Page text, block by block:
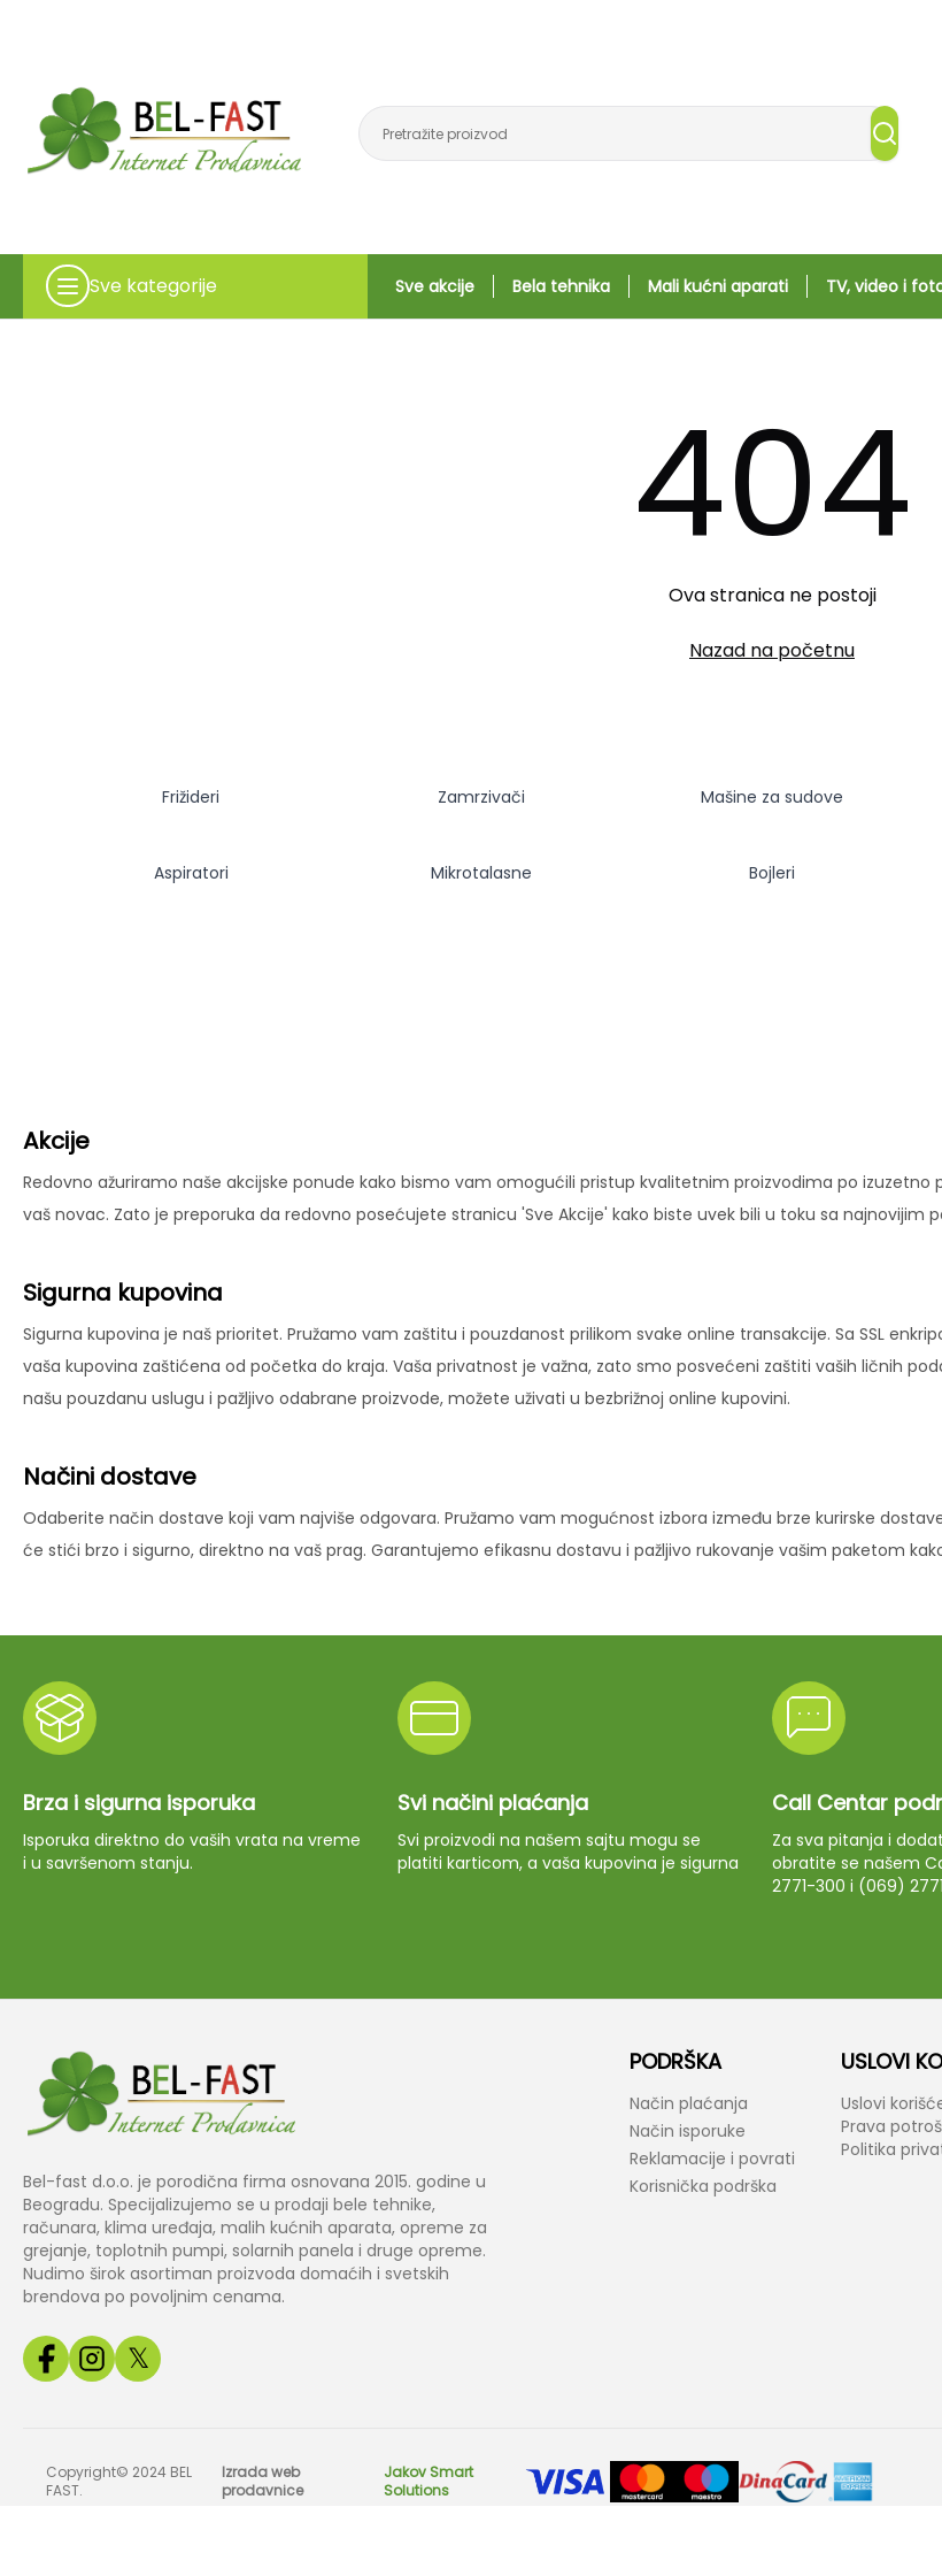
Sve kategorije Sve akcije Bela tehnika Mali kućni aparati TV, video i
404
Ova stranica ne postoji
Nazad na početnu
Frižideri Zamrzivači Mašine za sudove
Aspiratori Mikrotalasne Bojleri
Akcije
Redovno ažuriramo naše akcijske ponude kako bismo vam omogućili pristup kvalitetnim proizvodima po
vaš novac. Zato je preporuka da redovno posećujete stranicu 'Sve Akcije' kako biste uvek bili u toku sa najnovijim
Sigurna kupovina
Sigurna kupovina je naš prioritet. Pružamo vam zaštitu i pouzdanost prilikom svake online transakcije. Sa SSL
vaša kupovina zaštićena od početka do kraja. Vaša privatnost je važna, zato smo posvećeni zaštiti vaših ličnih
našu pouzdanu uslugu i pažljivo odabrane proizvode, možete uživati u bezbrižnoj online kupovini.
Načini dostave
Odaberite način dostave koji vam najviše odgovara. Pružamo vam mogućnost izbora između brze kurirske
će stići brzo i sigurno, direktno na vaš prag. Garantujemo efikasnu dostavu i pažljivo rukovanje vašim paketom
Brza i sigurna isporuka
Isporuka direktno do vaših vrata na vreme
i u savršenom stanju.
Svi načini plaćanja
Svi proizvodi na našem sajtu mogu se
platiti karticom, a vaša kupovina je sigurna
Call Centar
Za sva pitanja i
obratite se našem
2771-300 i (069)
Bel-fast d.o.o. je porodična firma osnovana 2015. godine u
Beogradu. Specijalizujemo se u prodaji bele tehnike,
računara, klima uređaja, malih kućnih aparata, opreme za
grejanje, toplotnih pumpi, solarnih panela i druge opreme.
Nudimo širok asortiman proizvoda domaćih i svetskih
brendova po povoljnim cenama.
𝕏
PODRŠKA
Način plaćanja
Način isporuke
Reklamacije i povrati
Korisnička podrška
USLOVI
Uslovi
Prava
Politika
Copyright© 2024 BEL
FAST.
Izrada web
prodavnice
Jakov Smart
Solutions